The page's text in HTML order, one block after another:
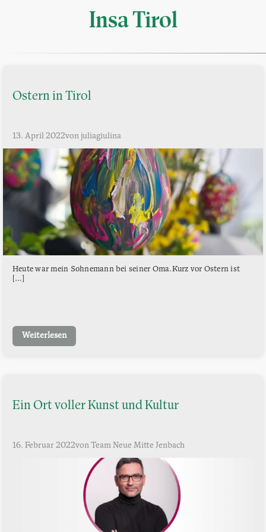
Insa Tirol
Ostern in Tirol
13. April 2022von juliagiulina
Heute war mein Sohnemann bei seiner Oma.Kurz vor Ostern ist
[…]
Weiterlesen
Ein Ort voller Kunst und Kultur
16. Februar 2022von Team Neue Mitte Jenbach